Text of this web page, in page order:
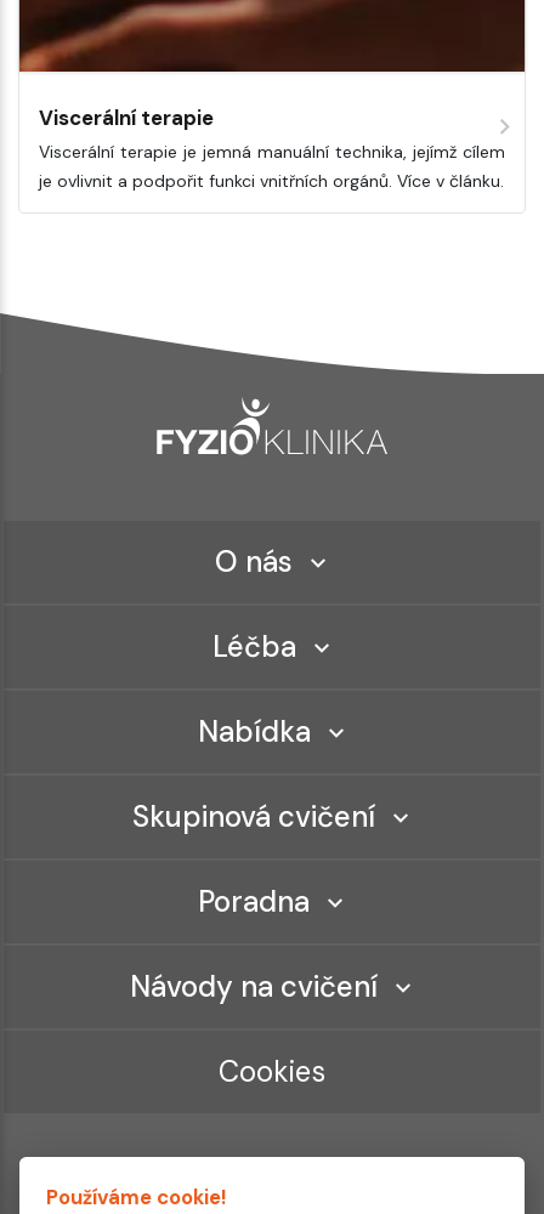
Viscerální terapie
Viscerální terapie je jemná manuální technika, jejímž cílem
je ovlivnit a podpořit funkci vnitřních orgánů. Více v článku.
O nás
Léčba
Nabídka
Skupinová cvičení
Poradna
Návody na cvičení
Cookies
Používáme cookie!